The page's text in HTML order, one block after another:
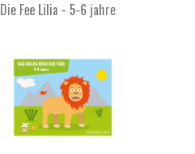
Die Fee Lilia - 5-6 jahre